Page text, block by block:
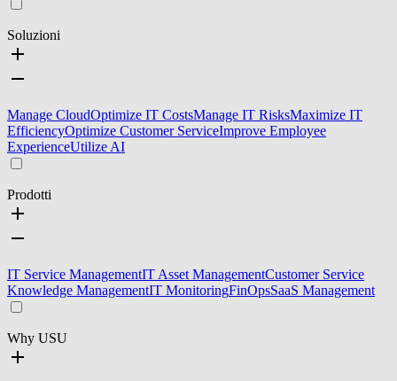
Soluzioni
Manage CloudOptimize IT CostsManage IT RisksMaximize IT
EfficiencyOptimize Customer ServiceImprove Employee
ExperienceUtilize AI
Prodotti
IT Service ManagementIT Asset ManagementCustomer Service
Knowledge ManagementIT MonitoringFinOpsSaaS Management
Why USU